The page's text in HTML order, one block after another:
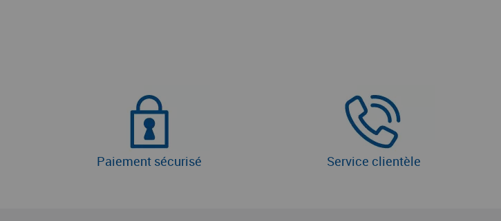
Paiement sécurisé Service clientèle